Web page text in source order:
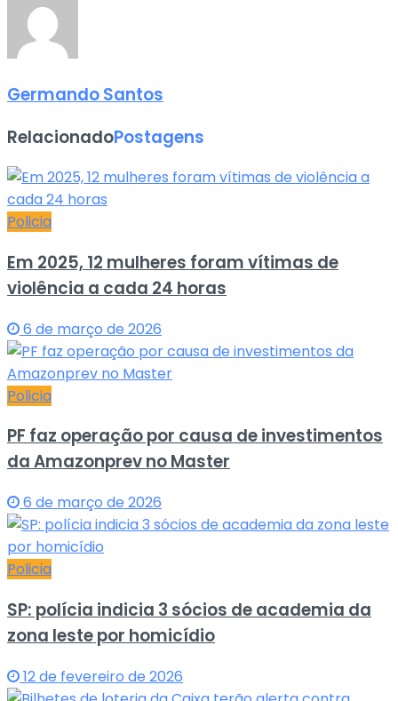
Germando Santos
RelacionadoPostagens
Policia
Em 2025, 12 mulheres foram vítimas de
violência a cada 24 horas
6 de março de 2026
Policia
PF faz operação por causa de investimentos
da Amazonprev no Master
6 de março de 2026
Policia
SP: polícia indicia 3 sócios de academia da
zona leste por homicídio
12 de fevereiro de 2026